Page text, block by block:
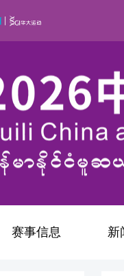
赛事信息 新